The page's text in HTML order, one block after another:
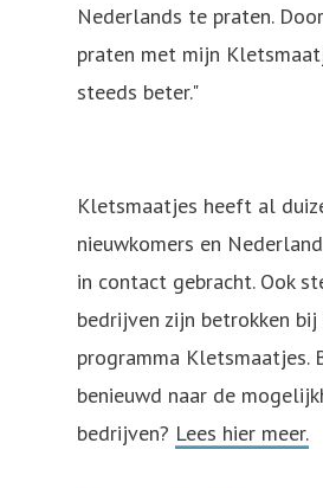
Nederlands te praten.
praten met mijn
steeds beter."
Kletsmaatjes heeft al
nieuwkomers en
in contact gebracht. Ook
bedrijven zijn betrokken
programma Kletsmaatjes.
benieuwd naar de
bedrijven? Lees hier meer.